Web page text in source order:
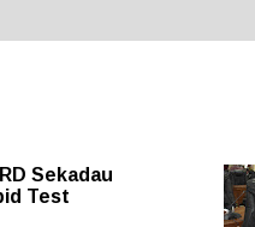
Sekadau
Test